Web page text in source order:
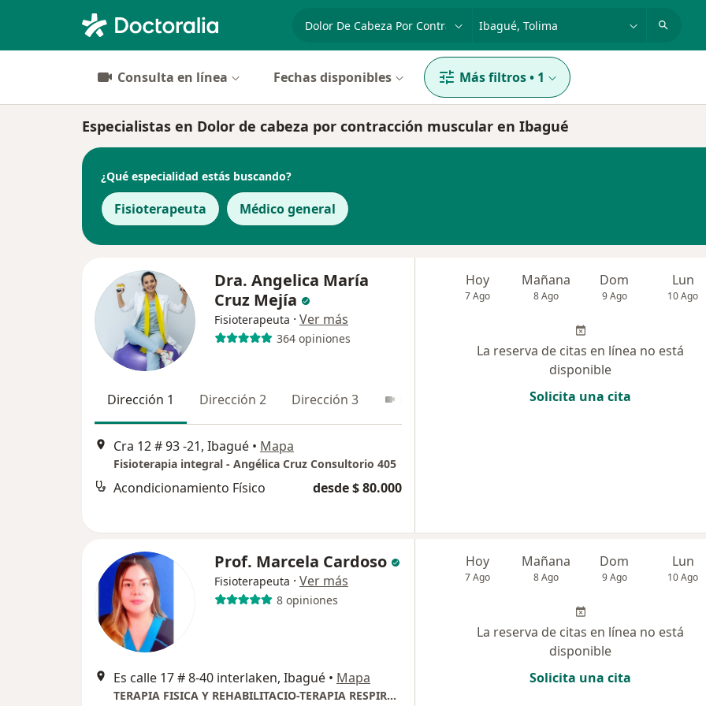
especialidad, enfermedad o nombre
p. ej. Bogotá
Consulta en línea Fechas disponibles Más filtros• 1
Especialistas en Dolor de cabeza por contracción muscular en Ibagué
¿Qué especialidad estás buscando?
Fisioterapeuta Médico general
Dra. Angelica María
Cruz Mejía
Fisioterapeuta · Ver más
364 opiniones
Dirección 1 Dirección 2 Dirección 3
Cra 12 # 93 -21, Ibagué • Mapa
Fisioterapia integral - Angélica Cruz Consultorio 405
Acondicionamiento Físico desde $ 80.000
Hoy
7 Ago
Mañana
8 Ago
Dom
9 Ago
Lun
10 Ago
La reserva de citas en línea no está
disponible
Solicita una cita
Prof. Marcela Cardoso
Fisioterapeuta · Ver más
8 opiniones
Es calle 17 # 8-40 interlaken, Ibagué • Mapa
TERAPIA FISICA Y REHABILITACIO-TERAPIA RESPIRATORIA
Hoy
7 Ago
Mañana
8 Ago
Dom
9 Ago
Lun
10 Ago
La reserva de citas en línea no está
disponible
Solicita una cita